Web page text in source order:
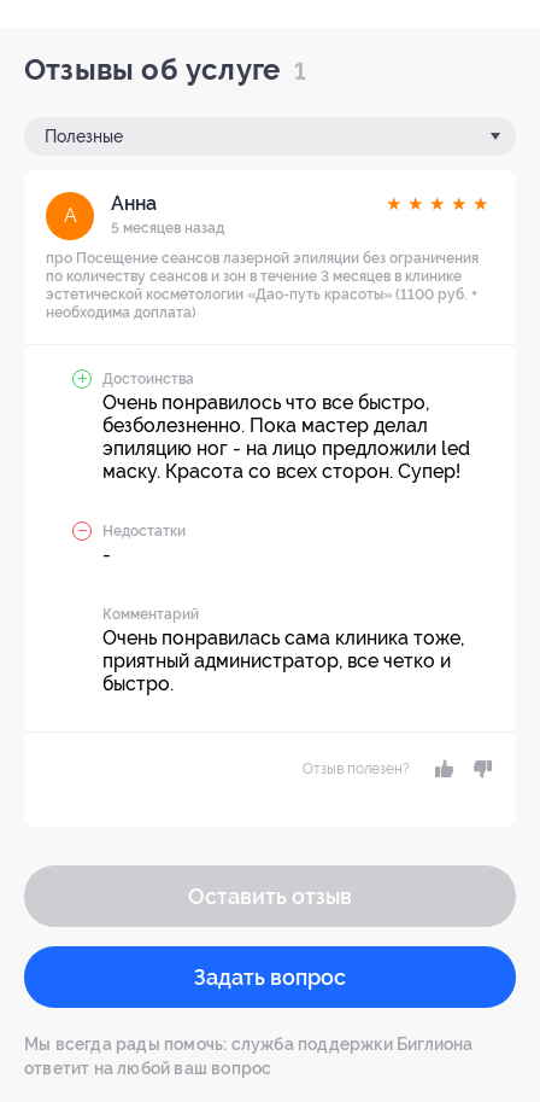
Отзывы об услуге 1
Полезные
А
Анна
5 месяцев назад
★ ★ ★ ★ ★
про Посещение сеансов лазерной эпиляции без ограничения
по количеству сеансов и зон в течение 3 месяцев в клинике
эстетической косметологии «Дао-путь красоты» (1100 руб. +
необходима доплата)
Достоинства
Очень понравилось что все быстро,
безболезненно. Пока мастер делал
эпиляцию ног - на лицо предложили led
маску. Красота со всех сторон. Супер!
Недостатки
-
Комментарий
Очень понравилась сама клиника тоже,
приятный администратор, все четко и
быстро.
Отзыв полезен?
Оставить отзыв
Задать вопрос
Мы всегда рады помочь: служба поддержки Биглиона
ответит на любой ваш вопрос